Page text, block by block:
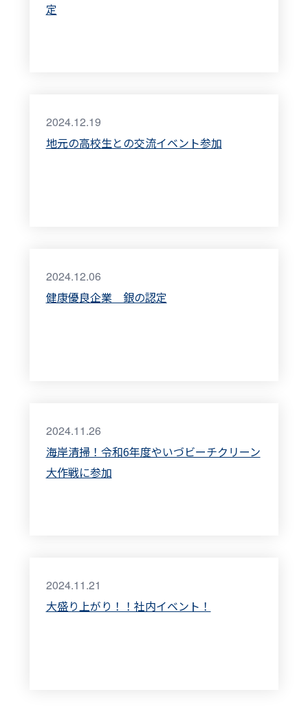
定
2024.12.19
地元の高校生との交流イベント参加
2024.12.06
健康優良企業 銀の認定
2024.11.26
海岸清掃！令和6年度やいづビーチクリーン
大作戦に参加
2024.11.21
大盛り上がり！！社内イベント！